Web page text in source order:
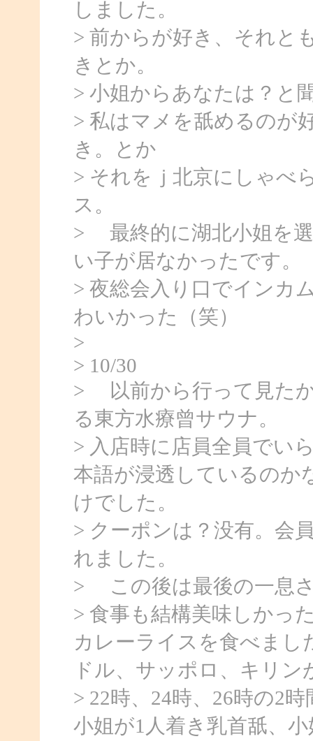
しました。
> 前からが好き、それと
きとか。
> 小姐からあなたは？と
> 私はマメを舐めるのが
き。とか
> それをｊ北京にしゃべ
ス。
> 最終的に湖北小姐を
い子が居なかったです。
> 夜総会入り口でインカ
わいかった（笑）
>
> 10/30
> 以前から行って見た
る東方水療曾サウナ。
> 入店時に店員全員でい
本語が浸透しているのか
けでした。
> クーポンは？没有。会
れました。
> この後は最後の一息
> 食事も結構美味しかっ
カレーライスを食べまし
ドル、サッポロ、キリン
> 22時、24時、26時の2
小姐が1人着き乳首舐、